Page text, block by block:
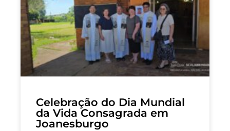
Celebração do Dia Mundial
da Vida Consagrada em
Joanesburgo